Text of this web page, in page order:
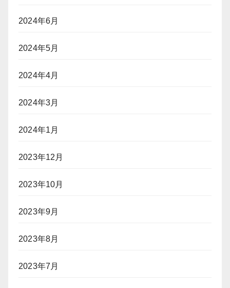
2024年6月
2024年5月
2024年4月
2024年3月
2024年1月
2023年12月
2023年10月
2023年9月
2023年8月
2023年7月